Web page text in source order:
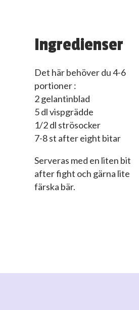
Ingredienser
Det här behöver du 4-6
portioner :
2 gelantinblad
5 dl vispgrädde
1/2 dl strösocker
7-8 st after eight bitar
Serveras med en liten bit
after fight och gärna lite
färska bär.